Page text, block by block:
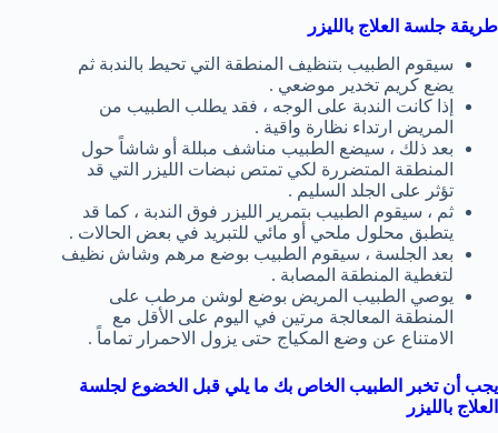
طريقة جلسة العلاج بالليزر
سيقوم الطبيب بتنظيف المنطقة التي تحيط بالندبة ثم
يضع كريم تخدير موضعي .
إذا كانت الندبة على الوجه ، فقد يطلب الطبيب من
المريض ارتداء نظارة واقية .
بعد ذلك ، سيضع الطبيب مناشف مبللة أو شاشاً حول
المنطقة المتضررة لكي تمتص نبضات الليزر التي قد
تؤثر على الجلد السليم .
ثم ، سيقوم الطبيب بتمرير الليزر فوق الندبة ، كما قد
يتطبق محلول ملحي أو مائي للتبريد في بعض الحالات .
بعد الجلسة ، سيقوم الطبيب بوضع مرهم وشاش نظيف
لتغطية المنطقة المصابة .
يوصي الطبيب المريض بوضع لوشن مرطب على
المنطقة المعالجة مرتين في اليوم على الأقل مع
الامتناع عن وضع المكياج حتى يزول الاحمرار تماماً .
يجب أن تخبر الطبيب الخاص بك ما يلي قبل الخضوع لجلسة
العلاج بالليزر